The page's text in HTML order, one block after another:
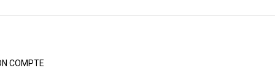
COMPTE